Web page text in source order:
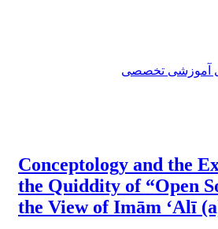
آموزشی تخصصی
Conceptology and the
the Quiddity of “Open
the View of Imām ‘Alī